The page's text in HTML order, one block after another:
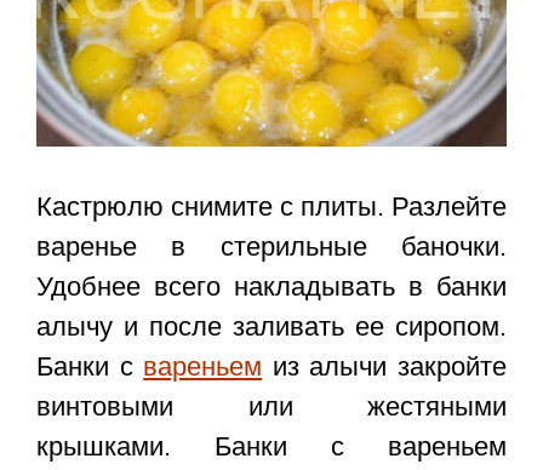
Кастрюлю снимите с плиты. Разлейте
варенье в стерильные баночки.
Удобнее всего накладывать в банки
алычу и после заливать ее сиропом.
Банки с вареньем из алычи закройте
винтовыми или жестяными
крышками. Банки с вареньем